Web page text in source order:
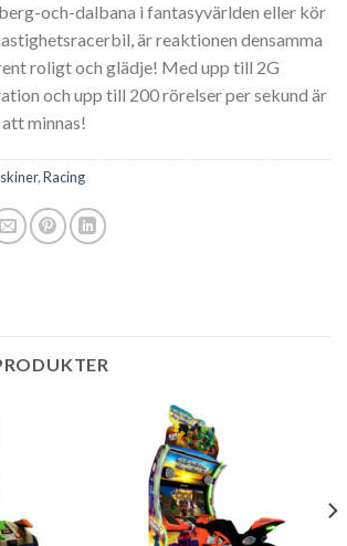
och-dalbana i fantasyvärlden eller kör
är reaktionen densamma
roligt och glädje! Med upp till 2G
och upp till 200 rörelser per sekund är
minnas!
,Racing